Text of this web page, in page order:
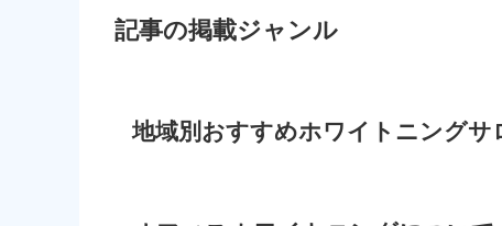
記事の掲載ジャンル
地域別おすすめホワイトニングサ